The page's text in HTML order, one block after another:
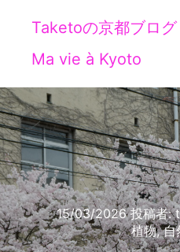
Taketoの京都ブログ
Ma vie à Kyoto
15/03/2026投稿者:
植物,自